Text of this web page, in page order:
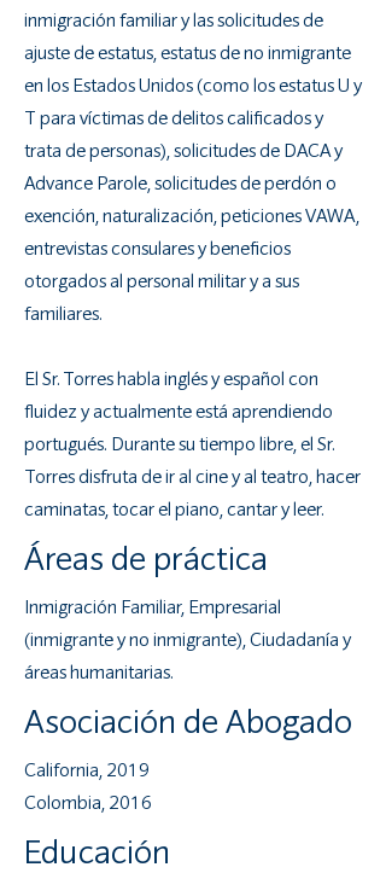
inmigración familiar y las solicitudes de
ajuste de estatus, estatus de no inmigrante
en los Estados Unidos (como los estatus U y
T para víctimas de delitos calificados y
trata de personas), solicitudes de DACA y
Advance Parole, solicitudes de perdón o
exención, naturalización, peticiones VAWA,
entrevistas consulares y beneficios
otorgados al personal militar y a sus
familiares.
El Sr. Torres habla inglés y español con
fluidez y actualmente está aprendiendo
portugués. Durante su tiempo libre, el Sr.
Torres disfruta de ir al cine y al teatro, hacer
caminatas, tocar el piano, cantar y leer.
Áreas de práctica
Inmigración Familiar, Empresarial
(inmigrante y no inmigrante), Ciudadanía y
áreas humanitarias.
Asociación de Abogado
California, 2019
Colombia, 2016
Educación